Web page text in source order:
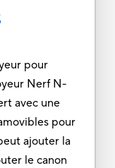
pour
Nerf N-
avec une
pour
ajouter la
le canon